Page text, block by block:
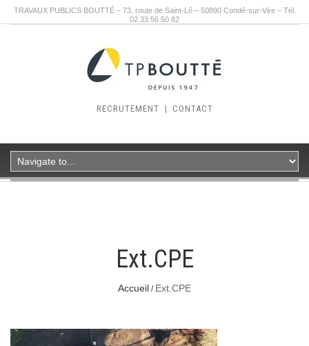
TRAVAUX PUBLICS BOUTTÉ – 73, route de Saint-Lô – 50890 Condé-sur-Vire – Tél.
02 33 56 50 82
RECRUTEMENT | CONTACT
Ext.CPE
Accueil Ext.CPE